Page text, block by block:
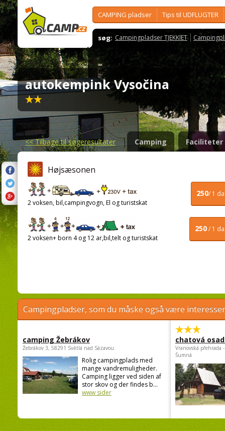
CAMPING pladser Tips til UDFLUGTER
søg: Campingpladser TJEKKIET
autokempink Vysočina
<<Tilbage til søgeresultater Camping Faciliteter
Højsæsonen
250/ 1
2 voksen, bil,campingvogn, El og turistskat
250/ 1
2 voksen+ born 4 og 12 ar,bil,telt og turistskat
Campingpladser, som du måske også være
camping Žebrákov
Žebrákov 3, 58291 Světlá nad Sázavou
Rolig campingplads med
mange vandremuligheder.
Camping ligger ved siden af
stor skov og der findes b...
www sider
chatová
Vranovská přehrada
Šumná